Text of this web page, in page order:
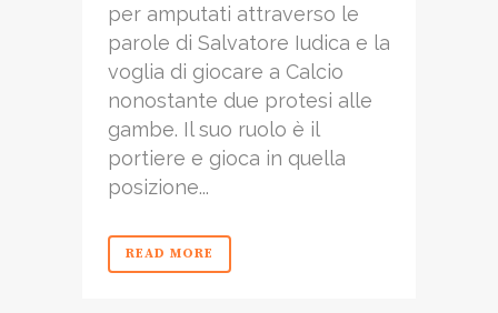
per amputati attraverso le
parole di Salvatore Iudica e la
voglia di giocare a Calcio
nonostante due protesi alle
gambe. Il suo ruolo è il
portiere e gioca in quella
posizione...
READ MORE